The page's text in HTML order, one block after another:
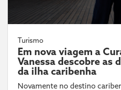
Turismo
Em nova viagem a
Vanessa descobre as
da ilha caribenha
Novamente no destino